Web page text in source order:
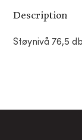
Description
Støynivå 76,5